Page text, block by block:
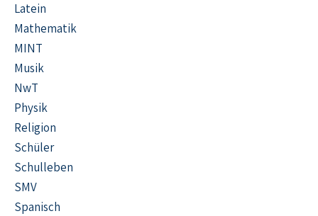
Latein
Mathematik
MINT
Musik
NwT
Physik
Religion
Schüler
Schulleben
SMV
Spanisch